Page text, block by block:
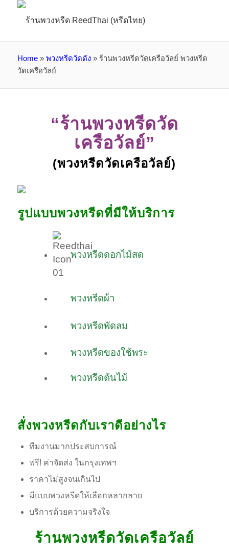
Home» พวงหรีดวัดดัง» ร้านพวงหรีดวัดเครือวัลย์ พวงหรีด
วัดเครือวัลย์
“ร้านพวงหรีดวัด
เครือวัลย์”
(พวงหรีดวัดเครือวัลย์)
รูปแบบพวงหรีดที่มีให้บริการ
พวงหรีดดอกไม้สด
พวงหรีดผ้า
พวงหรีดพัดลม
พวงหรีดของใช้พระ
พวงหรีดต้นไม้
สั่งพวงหรีดกับเราดีอย่างไร
ทีมงานมากประสบการณ์
ฟรี! ค่าจัดส่ง ในกรุงเทพฯ
ราคาไม่สูงจนเกินไป
มีแบบพวงหรีดให้เลือกหลากลาย
บริการด้วยความจริงใจ
ร้านพวงหรีดวัดเครือวัลย์